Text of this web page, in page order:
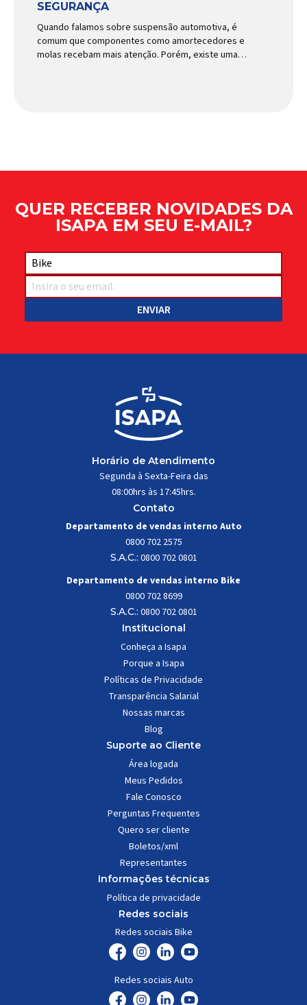
SEGURANÇA
Quando falamos sobre suspensão automotiva, é
comum que componentes como amortecedores e
molas recebam mais atenção. Porém, existe uma
QUER RECEBER NOVIDADES DA
ISAPA EM SEU E-MAIL?
Horário de Atendimento
Segunda à Sexta-Feira das
08:00hrs às 17:45hrs.
Contato
Departamento de vendas interno Auto
0800 702 2575
S.A.C.: 0800 702 0801
Departamento de vendas interno Bike
0800 702 8699
S.A.C.: 0800 702 0801
Institucional
Conheça a Isapa
Porque a Isapa
Políticas de Privacidade
Transparência Salarial
Nossas marcas
Blog
Suporte ao Cliente
Área logada
Meus Pedidos
Fale Conosco
Perguntas Frequentes
Quero ser cliente
Boletos/xml
Representantes
Informações técnicas
Política de privacidade
Redes sociais
Redes sociais Bike
Redes sociais Auto